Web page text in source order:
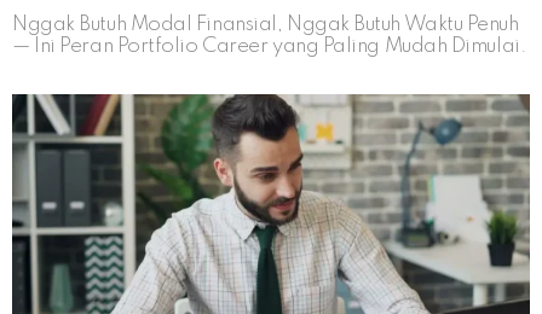
Nggak Butuh Modal Finansial, Nggak Butuh Waktu Penuh
— Ini Peran Portfolio Career yang Paling Mudah Dimulai.